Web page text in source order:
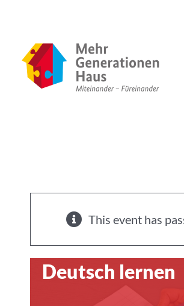
springen
This event has
Miteinander
Deutsch lernen